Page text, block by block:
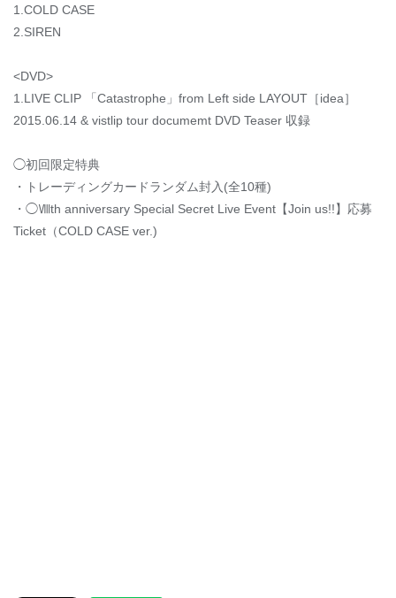
1.COLD CASE
2.SIREN
<DVD>
1.LIVE CLIP 「Catastrophe」from Left side LAYOUT［idea］
2015.06.14 & vistlip tour documemt DVD Teaser 収録
◯初回限定特典
・トレーディングカードランダム封入(全10種)
・◯Ⅷth anniversary Special Secret Live Event【Join us!!】応募
Ticket（COLD CASE ver.)